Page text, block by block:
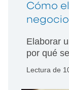
Cómo
Elaborar
por qué
Lectura de